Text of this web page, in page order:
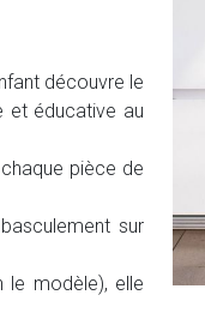
découvre le
et éducative au
pièce de
sur
le modèle), elle